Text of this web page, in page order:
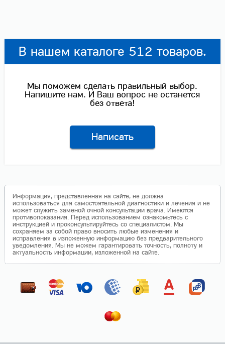
В нашем каталоге 512 товаров.
Мы поможем сделать правильный выбор.
Напишите нам. И Ваш вопрос не останется
без ответа!
Написать
Информация, представленная на сайте, не должна
использоваться для самостоятельной диагностики и лечения и не
может служить заменой очной консультации врача. Имеются
противопоказания. Перед использованием ознакомьтесь с
инструкцией и проконсультируйтесь со специалистом. Мы
сохраняем за собой право вносить любые изменения и
исправления в изложенную информацию без предварительного
уведомления. Мы не можем гарантировать точность, полноту и
актуальность информации, изложенной на сайте.